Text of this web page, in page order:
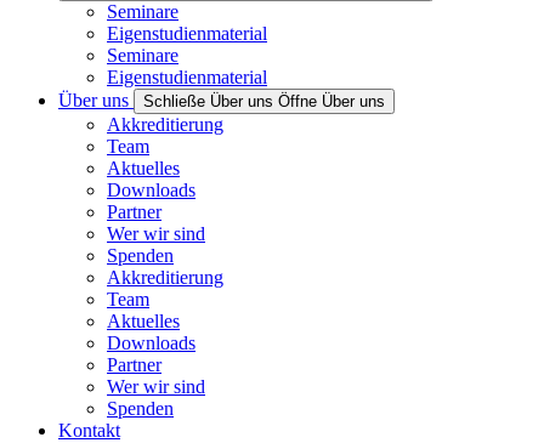
Seminare
Eigenstudienmaterial
Seminare
Eigenstudienmaterial
Über uns
Schließe Über uns Öffne Über uns
Akkreditierung
Team
Aktuelles
Downloads
Partner
Wer wir sind
Spenden
Akkreditierung
Team
Aktuelles
Downloads
Partner
Wer wir sind
Spenden
Kontakt